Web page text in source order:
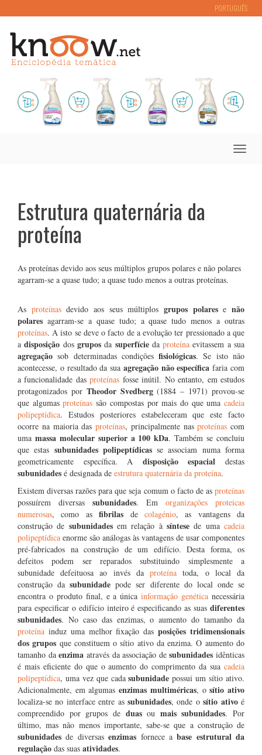
PORTUGUÊS
Toggle
Estrutura quaternária da
proteína
As proteínas devido aos seus múltiplos grupos polares e não polares
agarram-se a quase tudo; a quase tudo menos a outras proteínas.
As proteínasdevido aos seus múltiplosgrupos polaresenão
polares agarram-se a quase tudo; a quase tudo menos a outras
proteínas. A isto se deve o facto de a evolução ter pressionado a que
adisposição dos gruposda superfíciedaproteína evitassem a sua
agregação sob determinadas condiçõesfisiológicas. Se isto não
acontecesse, o resultado da sua agregação não específica faria com
a funcionalidade dasproteínas fosse inútil. No entanto, em estudos
protagonizados por Theodor Svedberg(1884 – 1971) provou-se
que algumasproteínas são compostas por mais do que umacadeia
polipeptídica. Estudos posteriores estabeleceram que este facto
ocorre na maioria das proteínas, principalmente nasproteínas com
uma massa molecular superior a 100 kDa. Também se concluiu
que estas subunidades polipeptídicasse associam numa forma
geometricamente específica. A disposição espacial destas
subunidades é designada de estrutura quaternária da proteína.
Existem diversas razões para que seja comum o facto de as proteínas
possuírem diversas subunidades. Em organizações proteicas
numerosas, como asfibrilas de colagénio, as vantagens da
construção de subunidadesem relação àsíntese de umacadeia
polipeptídica enorme são análogas às vantagens de usar componentes
pré-fabricados na construção de um edifício. Desta forma, os
defeitos podem ser reparados substituindo simplesmente a
subunidade defeituosa ao invés daproteína toda, o local da
construção dasubunidade pode ser diferente do local onde se
encontra o produto final, e a únicainformação genética necessária
para especificar o edifício inteiro é especificando as suas diferentes
subunidades. No caso das enzimas, o aumento do tamanho da
proteína induz uma melhor fixação das posições tridimensionais
dos grupos que constituem o sítio ativo da enzima. O aumento do
tamanho daenzima através da associação desubunidades idênticas
é mais eficiente do que o aumento do comprimento da sua cadeia
polipeptídica, uma vez que cadasubunidade possui um sítio ativo.
Adicionalmente, em algumasenzimas multiméricas, osítio ativo
localiza-se no interface entre as subunidades, onde osítio ativoé
compreendido por grupos de duasou mais subunidades. Por
último, mas não menos importante, sabe-se que a construção de
subunidades de diversasenzimas fornece abase estrutural da
regulação das suas atividades.